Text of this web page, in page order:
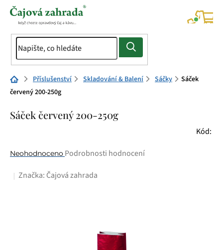
Přejít
Domů Příslušenství Skladování & Balení Sáčky
Sáček
červený 200-250g
Sáček červený 200-250g
Kód:
Průměrné
produktu
Neohodnoceno Podrobnosti hodnocení
Značka: Čajová zahrada